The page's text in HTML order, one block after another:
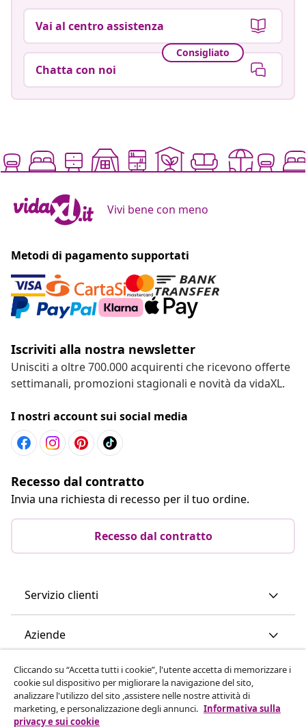
Vai al centro assistenza
Consigliato
Chatta con noi
Vivi bene con meno
Metodi di pagamento supportati
Iscriviti alla nostra newsletter
Unisciti a oltre 700.000 acquirenti che ricevono offerte
settimanali, promozioni stagionali e novità da vidaXL.
I nostri account sui social media
Recesso dal contratto
Invia una richiesta di recesso per il tuo ordine.
Recesso dal contratto
Servizio clienti
Aziende
vidaXL
Scopri di più
Cliccando su “Accetta tutti i cookie”, l'utente accetta di memorizzare i
cookie sul dispositivo per migliorare la navigazione del sito,
analizzare l'utilizzo del sito ,assistere nelle nostre attività di
marketing, e personalizzazione degli annunci. Informativa sulla
privacy e sui cookie